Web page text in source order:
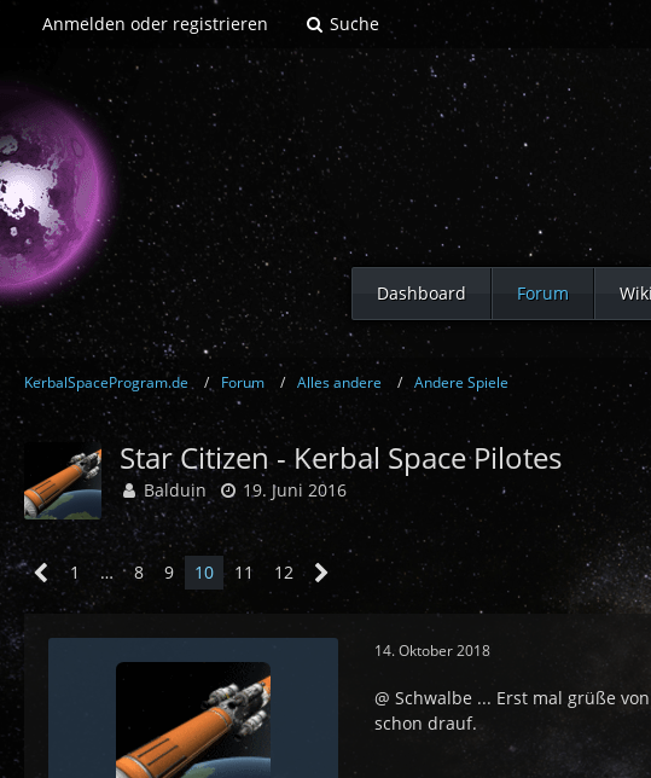
Anmelden oder registrieren Suche
Dashboard Forum
KerbalSpaceProgram.de Forum Alles andere Andere Spiele
Star Citizen - Kerbal Space Pilotes
Balduin 19. Juni 2016
1 … 8 9 10 11 12
14. Oktober 2018
@ Schwalbe ... Erst mal grüße
schon drauf.